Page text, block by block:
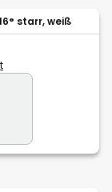
starr, weiß